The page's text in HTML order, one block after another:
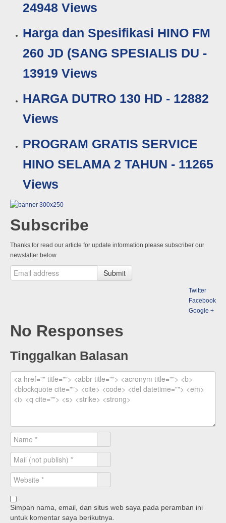
24948 Views
Harga dan Spesifikasi HINO FM
260 JD (SANG SPESIALIS DU -
13919 Views
HARGA DUTRO 130 HD - 12882
Views
PROGRAM GRATIS SERVICE
HINO SELAMA 2 TAHUN - 11265
Views
Subscribe
Thanks for read our article for update information please subscriber our
newslatter below
Submit
Twitter
Facebook
Google +
No Responses
Tinggalkan Balasan
Simpan nama, email, dan situs web saya pada peramban ini
untuk komentar saya berikutnya.